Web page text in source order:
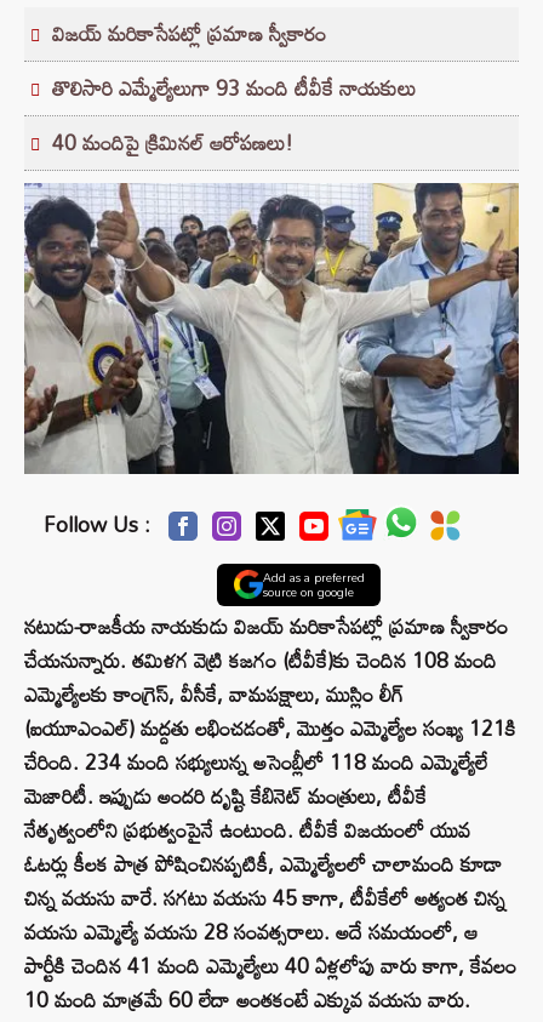
విజయ్ మరికాసేపట్లో ప్రమాణ స్వీకారం
తొలిసారి ఎమ్మేల్యేలుగా 93 మంది టీవీకే నాయకులు
40 మందిపై క్రిమినల్ ఆరోపణలు!
Follow Us :
Add as a preferred
source on google
నటుడు-రాజకీయ నాయకుడు విజయ్ మరికాసేపట్లో ప్రమాణ స్వీకారం
చేయనున్నారు. తమిళగ వెట్రి కజగం (టీవీకే)కు చెందిన 108 మంది
ఎమ్మెల్యేలకు కాంగ్రెస్, వీసీకే, వామపక్షాలు, ముస్లిం లీగ్
(ఐయూఎంఎల్) మద్దతు లభించడంతో, మొత్తం ఎమ్మెల్యేల సంఖ్య 121కి
చేరింది. 234 మంది సభ్యులున్న అసెంబ్లీలో 118 మంది ఎమ్మెల్యేలే
మెజారిటీ. ఇప్పుడు అందరి దృష్టి కేబినెట్ మంత్రులు, టీవీకే
నేతృత్వంలోని ప్రభుత్వంపైనే ఉంటుంది. టీవీకే విజయంలో యువ
ఓటర్లు కీలక పాత్ర పోషించినప్పటికీ, ఎమ్మెల్యేలలో చాలామంది కూడా
చిన్న వయసు వారే. సగటు వయసు 45 కాగా, టీవీకేలో అత్యంత చిన్న
వయసు ఎమ్మెల్యే వయసు 28 సంవత్సరాలు. అదే సమయంలో, ఆ
పార్టీకి చెందిన 41 మంది ఎమ్మెల్యేలు 40 ఏళ్లలోపు వారు కాగా, కేవలం
10 మంది మాత్రమే 60 లేదా అంతకంటే ఎక్కువ వయసు వారు.